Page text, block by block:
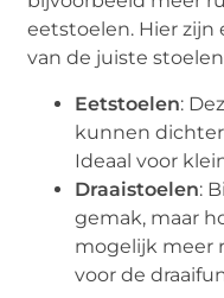
eetstoelen. Hier zijn
van de juiste
Eetstoelen:
kunnen
Ideaal voor
Draaistoelen:
gemak, maar
mogelijk meer
voor de